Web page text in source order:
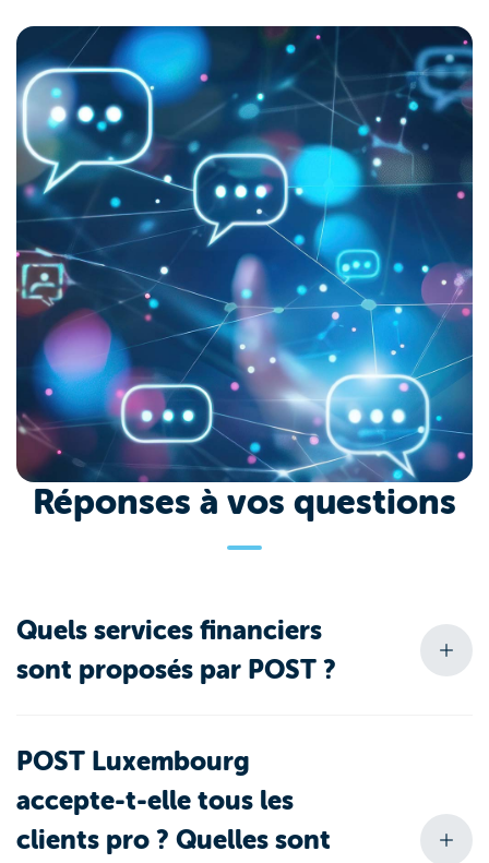
Réponses à vos questions
Quels services financiers
sont proposés par POST ?
POST Luxembourg
accepte-t-elle tous les
clients pro ? Quelles sont